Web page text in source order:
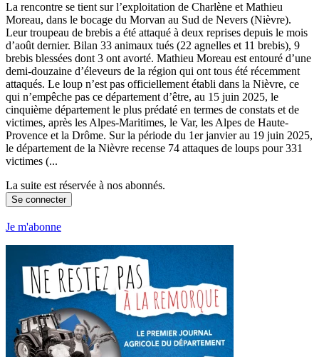
La rencontre se tient sur l’exploitation de Charlène et Mathieu
Moreau, dans le bocage du Morvan au Sud de Nevers (Nièvre).
Leur troupeau de brebis a été attaqué à deux reprises depuis le mois
d’août dernier. Bilan 33 animaux tués (22 agnelles et 11 brebis), 9
brebis blessées dont 3 ont avorté. Mathieu Moreau est entouré d’une
demi-douzaine d’éleveurs de la région qui ont tous été récemment
attaqués. Le loup n’est pas officiellement établi dans la Nièvre, ce
qui n’empêche pas ce département d’être, au 15 juin 2025, le
cinquième département le plus prédaté en termes de constats et de
victimes, après les Alpes-Maritimes, le Var, les Alpes de Haute-
Provence et la Drôme. Sur la période du 1er janvier au 19 juin 2025,
le département de la Nièvre recense 74 attaques de loups pour 331
victimes (...
La suite est réservée à nos abonnés.
Se connecter
Je m'abonne